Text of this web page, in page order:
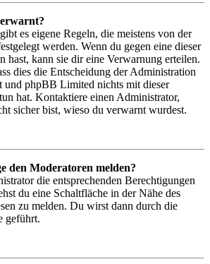
es eigene Regeln, die meistens von der
werden. Wenn du gegen eine dieser
hast, kann sie dir eine Verwarnung erteilen.
dies die Entscheidung der Administration
und phpBB Limited nichts mit dieser
hat. Kontaktiere einen Administrator,
sicher bist, wieso du verwarnt wurdest.
den Moderatoren melden?
die entsprechenden Berechtigungen
du eine Schaltfläche in der Nähe des
zu melden. Du wirst dann durch die
geführt.